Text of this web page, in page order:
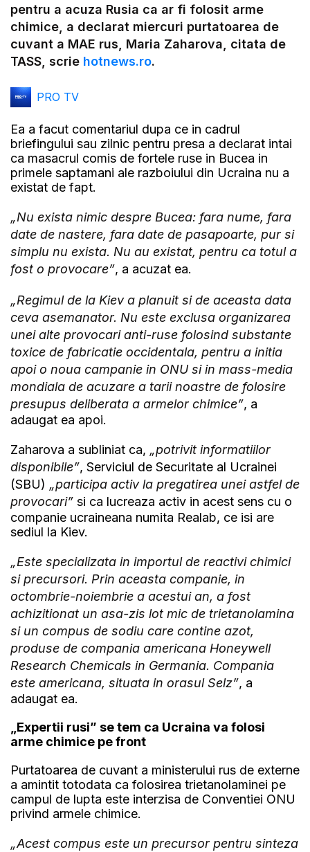
pentru a acuza Rusia ca ar fi folosit arme
chimice, a declarat miercuri purtatoarea de
cuvant a MAE rus, Maria Zaharova, citata de
TASS, scrie hotnews.ro.
PRO TV
Ea a facut comentariul dupa ce in cadrul
briefingului sau zilnic pentru presa a declarat intai
ca masacrul comis de fortele ruse in Bucea in
primele saptamani ale razboiului din Ucraina nu a
existat de fapt.
„Nu exista nimic despre Bucea: fara nume, fara
date de nastere, fara date de pasapoarte, pur si
simplu nu exista. Nu au existat, pentru ca totul a
fost o provocare”, a acuzat ea.
„Regimul de la Kiev a planuit si de aceasta data
ceva asemanator. Nu este exclusa organizarea
unei alte provocari anti-ruse folosind substante
toxice de fabricatie occidentala, pentru a initia
apoi o noua campanie in ONU si in mass-media
mondiala de acuzare a tarii noastre de folosire
presupus deliberata a armelor chimice”, a
adaugat ea apoi.
Zaharova a subliniat ca, „potrivit informatiilor
disponibile”, Serviciul de Securitate al Ucrainei
(SBU) „participa activ la pregatirea unei astfel de
provocari” si ca lucreaza activ in acest sens cu o
companie ucraineana numita Realab, ce isi are
sediul la Kiev.
„Este specializata in importul de reactivi chimici
si precursori. Prin aceasta companie, in
octombrie-noiembrie a acestui an, a fost
achizitionat un asa-zis lot mic de trietanolamina
si un compus de sodiu care contine azot,
produse de compania americana Honeywell
Research Chemicals in Germania. Compania
este americana, situata in orasul Selz”, a
adaugat ea.
„Expertii rusi” se tem ca Ucraina va folosi
arme chimice pe front
Purtatoarea de cuvant a ministerului rus de externe
a amintit totodata ca folosirea trietanolaminei pe
campul de lupta este interzisa de Conventiei ONU
privind armele chimice.
„Acest compus este un precursor pentru sinteza